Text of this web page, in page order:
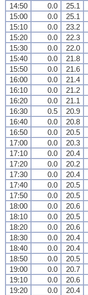
14:50 0.0 25.1
15:00
0.0 25.1
15:10
0.0 23.2
15:20
0.0 22.3
15:30
0.0 22.0
15:40
0.0 21.8
15:50
0.0 21.6
16:00
0.0 21.4
16:10
0.0 21.2
16:20
0.0 21.1
16:30
0.5 20.9
16:40
0.0 20.8
16:50
0.0 20.5
17:00
0.0 20.3
17:10
0.0 20.4
17:20
0.0 20.2
17:30
0.0 20.4
17:40
0.0 20.5
17:50
0.0 20.5
18:00
0.0 20.6
18:10
0.0 20.5
18:20
0.0 20.6
18:30
0.0 20.4
18:40
0.0 20.4
18:50
0.0 20.5
19:00
0.0 20.7
19:10
0.0 20.6
19:20
0.0 20.4